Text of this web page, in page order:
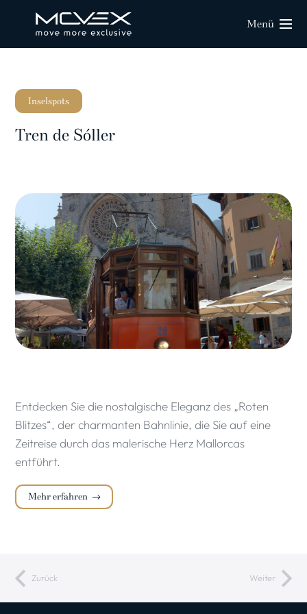
Menü
Inselspots
Tren de Sóller
Entdecken Sie die nostalgische Eleganz des „Roten
Blitzes“, der charmanten Bahnlinie, die Sie auf eine
Zeitreise durch das malerische Herz Mallorcas
entführt.
Mehr erfahren
Zurück Weiter